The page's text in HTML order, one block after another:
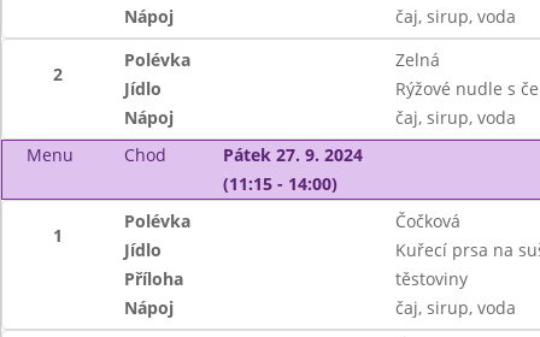
Nápoj
čaj, sirup, voda
2
Polévka
Zelná
Jídlo
Rýžové nudle s
Nápoj
čaj, sirup, voda
Menu
Chod
Pátek 27. 9. 2024
(11:15 - 14:00)
1
Polévka
Čočková
Jídlo
Kuřecí prsa na
Příloha
těstoviny
Nápoj
čaj, sirup, voda